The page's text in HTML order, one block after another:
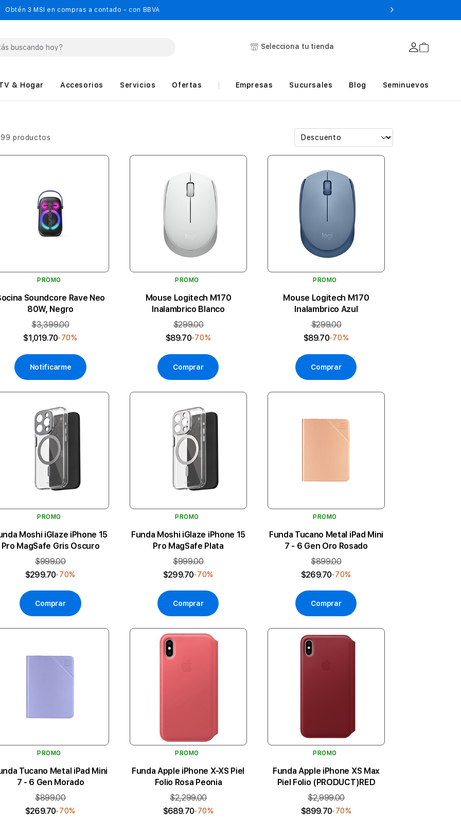
Obtén 3 MSI en compras a contado - con BBVA
Selecciona tu tienda
& Hogar Accesorios Servicios Ofertas Empresas Sucursales Blog Seminuevos
productos
PROMO
Soundcore Rave Neo
80W, Negro
$3,399.00
$1,019.70-70%
Notificarme
PROMO
Mouse Logitech M170
Inalambrico Blanco
$299.00
$89.70-70%
Comprar
PROMO
Mouse Logitech M170
Inalambrico Azul
$299.00
$89.70-70%
Comprar
PROMO
Moshi iGlaze iPhone 15
Pro MagSafe Gris Oscuro
$999.00
$299.70-70%
Comprar
PROMO
Funda Moshi iGlaze iPhone 15
Pro MagSafe Plata
$999.00
$299.70-70%
Comprar
PROMO
Funda Tucano Metal iPad Mini
7 - 6 Gen Oro Rosado
$899.00
$269.70-70%
Comprar
PROMO
Tucano Metal iPad Mini
7 - 6 Gen Morado
$899.00
$269.70-70%
PROMO
Funda Apple iPhone X-XS Piel
Folio Rosa Peonia
$2,299.00
$689.70-70%
PROMO
Funda Apple iPhone XS Max
Piel Folio (PRODUCT)RED
$2,999.00
$899.70-70%